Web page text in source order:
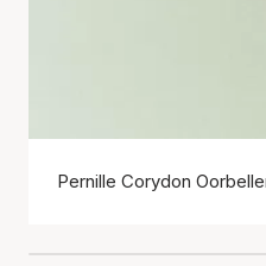
Pernille Corydon